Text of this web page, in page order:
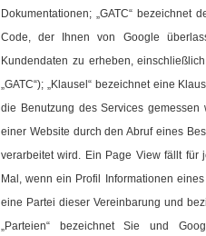
Dokumentationen; „GATC“ bezeichnet
Code, der Ihnen von Google
Kundendaten zu erheben,
„GATC“); „Klausel“ bezeichnet eine
die Benutzung des Services
einer Website durch den Abruf eines
verarbeitet wird. Ein Page View fällt für
Mal, wenn ein Profil Informationen
eine Partei dieser Vereinbarung und
„Parteien“ bezeichnet Sie und